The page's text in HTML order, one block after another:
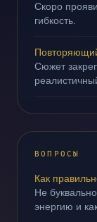
Скоро
гибкость.
Сюжет
ВОПРОСЫ
Как
Не
энергию и